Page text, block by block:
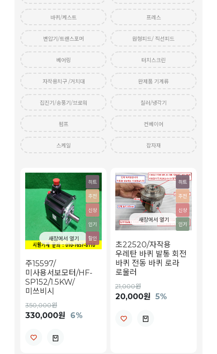
바퀴/케스트 프레스
변압기/트랜스포머 원형피드/ 직선피드
베어링 터치스크린
자작용치구 /거치대 완제품 기계류
집진기/송풍기/브로워 칠러/냉각기
펌프 컨베이어
스케일 잡자재
새창에서 열기
히트
추천
신상
인기
할인
주15597/
미사용서보모터/HF-
SP152/1.5KW/
미쓰비시
350,000원
330,000원 6%
새창에서 열기
히트
추천
신상
인기
초22520/자작용
우레탄 바퀴 발통 회전
바퀴 전동 바퀴 로라
로울러
21,000원
20,000원 5%